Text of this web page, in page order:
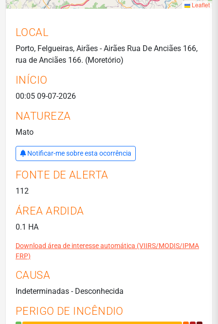
Leaflet
LOCAL
Porto, Felgueiras, Airães - Airães Rua De Anciães 166,
rua de Anciães 166. (Moretório)
INÍCIO
00:05 09-07-2026
NATUREZA
Mato
Notificar-me sobre esta ocorrência
FONTE DE ALERTA
112
ÁREA ARDIDA
0.1 HA
Download área de interesse automática (VIIRS/MODIS/IPMA
FRP)
CAUSA
Indeterminadas - Desconhecida
PERIGO DE INCÊNDIO